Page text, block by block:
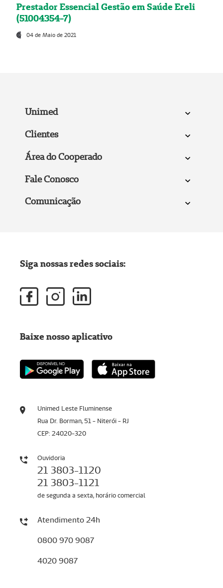
Prestador Essencial Gestão em Saúde Ereli
(51004354-7)
04 de Maio de 2021
Unimed
Clientes
Área do Cooperado
Fale Conosco
Comunicação
Unimed Leste Fluminense
Rua Dr. Borman, 51 - Niterói - RJ
CEP: 24020-320
Ouvidoria
21 3803-1120
21 3803-1121
de segunda a sexta, horário comercial
Atendimento 24h
0800 970 9087
4020 9087
Siga nossas redes sociais:
Baixe nosso aplicativo